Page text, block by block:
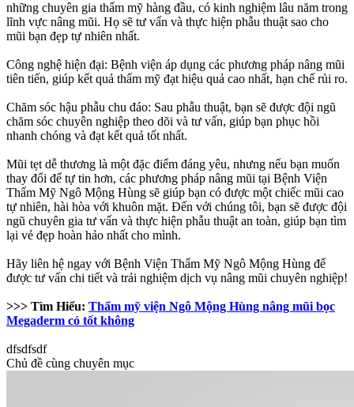
những chuyên gia thẩm mỹ hàng đầu, có kinh nghiệm lâu năm trong
lĩnh vực nâng mũi. Họ sẽ tư vấn và thực hiện phẫu thuật sao cho
mũi bạn đẹp tự nhiên nhất.
Công nghệ hiện đại: Bệnh viện áp dụng các phương pháp nâng mũi
tiên tiến, giúp kết quả thẩm mỹ đạt hiệu quả cao nhất, hạn chế rủi ro.
Chăm sóc hậu phẫu chu đáo: Sau phẫu thuật, bạn sẽ được đội ngũ
chăm sóc chuyên nghiệp theo dõi và tư vấn, giúp bạn phục hồi
nhanh chóng và đạt kết quả tốt nhất.
Mũi tẹt dễ thương là một đặc điểm đáng yêu, nhưng nếu bạn muốn
thay đổi để tự tin hơn, các phương pháp nâng mũi tại Bệnh Viện
Thẩm Mỹ Ngô Mộng Hùng sẽ giúp bạn có được một chiếc mũi cao
tự nhiên, hài hòa với khuôn mặt. Đến với chúng tôi, bạn sẽ được đội
ngũ chuyên gia tư vấn và thực hiện phẫu thuật an toàn, giúp bạn tìm
lại vẻ đẹp hoàn hảo nhất cho mình.
Hãy liên hệ ngay với Bệnh Viện Thẩm Mỹ Ngô Mộng Hùng để
được tư vấn chi tiết và trải nghiệm dịch vụ nâng mũi chuyên nghiệp!
>>> Tìm Hiểu: Thẩm mỹ viện Ngô Mộng Hùng nâng mũi bọc
Megaderm có tốt không
dfsdfsdf
Chủ đề cùng chuyên mục